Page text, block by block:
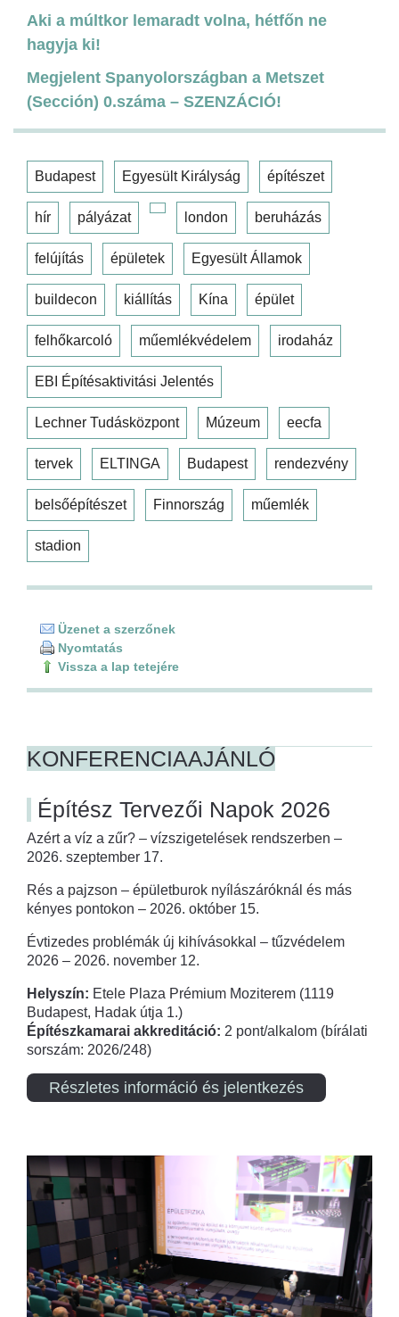
Aki a múltkor lemaradt volna, hétfőn ne
hagyja ki!
Megjelent Spanyolországban a Metszet
(Sección) 0.száma – SZENZÁCIÓ!
Budapest Egyesült Királyság építészet
hír pályázat london beruházás
felújítás épületek Egyesült Államok
buildecon kiállítás Kína épület
felhőkarcoló műemlékvédelem irodaház
EBI Építésaktivitási Jelentés
Lechner Tudásközpont Múzeum eecfa
tervek ELTINGA Budapest rendezvény
belsőépítészet Finnország műemlék
stadion
Üzenet a szerzőnek
Nyomtatás
Vissza a lap tetejére
KONFERENCIAAJÁNLÓ
Építész Tervezői Napok 2026
Azért a víz a zűr? – vízszigetelések rendszerben –
2026. szeptember 17.
Rés a pajzson – épületburok nyílászáróknál és más
kényes pontokon – 2026. október 15.
Évtizedes problémák új kihívásokkal – tűzvédelem
2026 – 2026. november 12.
Helyszín: Etele Plaza Prémium Moziterem (1119
Budapest, Hadak útja 1.)
Építészkamarai akkreditáció: 2 pont/alkalom (bírálati
sorszám: 2026/248)
Részletes információ és jelentkezés